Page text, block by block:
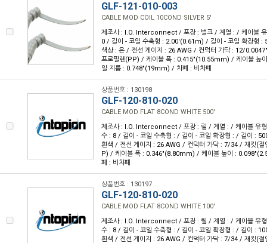
GLF-121-010-003
CABLE MOD COIL 10COND SILVER 5'
제조사 : I.O. Interconnect / 포장 : 벌크 / 계열 : / 케이블
0 / 길이 - 코일 수축형 : 2.00'(0.61m) / 길이 - 코일 확장형
색상 : 은 / 전선 게이지 : 26 AWG / 컨덕터 가닥 : 12/
프로필렌(PP) / 케이블 폭 : 0.415"(10.55mm) / 케이블 높
일 지름 : 0.748"(19mm) / 차폐 : 비차폐
상품번호 : 130198
GLF-120-810-020
CABLE MOD FLAT 8COND WHITE 500'
제조사 : I.O. Interconnect / 포장 : 릴 / 계열 : / 케이블 유형
수 : 8 / 길이 - 코일 수축형 : / 길이 - 코일 확장형 : / 길이 :
흰색 / 전선 게이지 : 26 AWG / 컨덕터 가닥 : 7/34 / 재킷(절
P) / 케이블 폭 : 0.346"(8.80mm) / 케이블 높이 :
폐 : 비차폐
상품번호 : 130197
GLF-120-810-020
CABLE MOD FLAT 8COND WHITE 100'
제조사 : I.O. Interconnect / 포장 : 릴 / 계열 : / 케이블 유형
수 : 8 / 길이 - 코일 수축형 : / 길이 - 코일 확장형 : / 길이 :
흰색 / 전선 게이지 : 26 AWG / 컨덕터 가닥 : 7/34 / 재킷(절